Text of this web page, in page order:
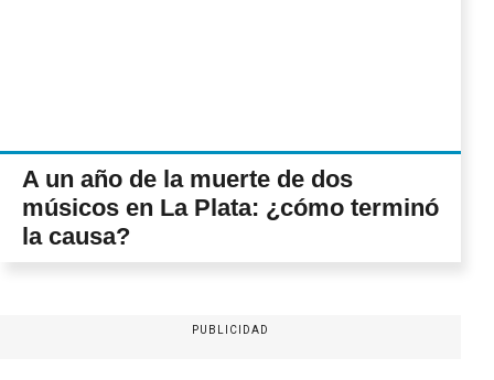
A un año de la muerte de dos
músicos en La Plata: ¿cómo terminó
la causa?
PUBLICIDAD